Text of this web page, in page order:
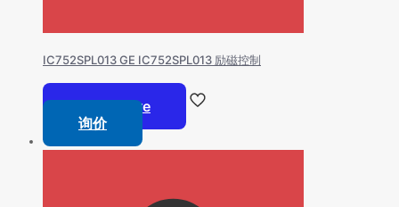
IC752SPL013 GE IC752SPL013 励磁控制
Read more
询价